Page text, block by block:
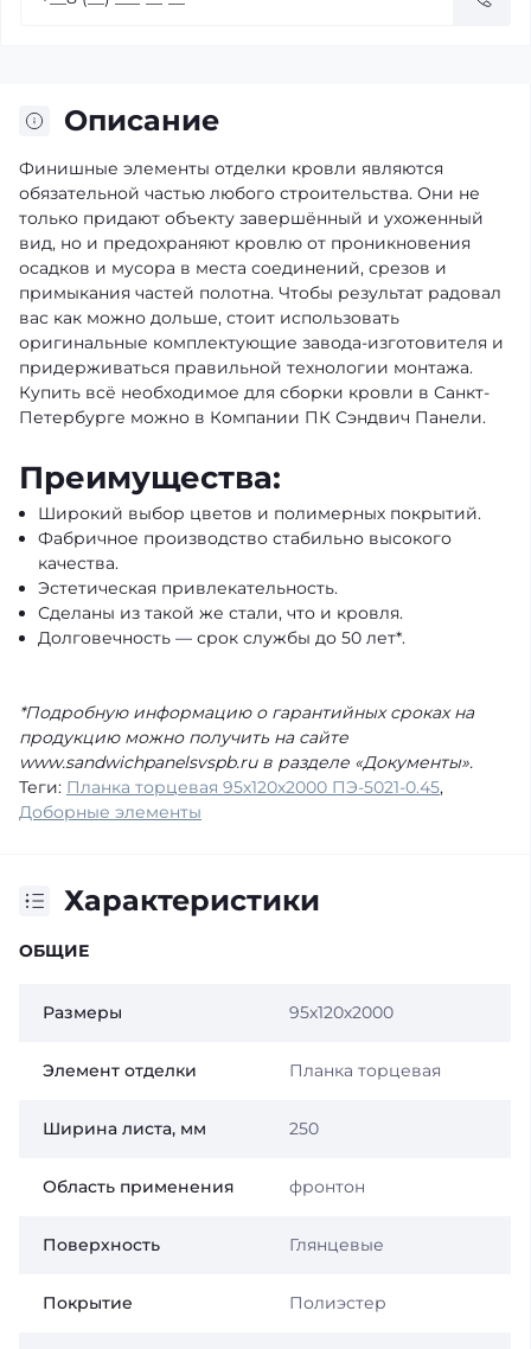
Описание
Финишные элементы отделки кровли являются
обязательной частью любого строительства. Они не
только придают объекту завершённый и ухоженный
вид, но и предохраняют кровлю от проникновения
осадков и мусора в места соединений, срезов и
примыкания частей полотна. Чтобы результат радовал
вас как можно дольше, стоит использовать
оригинальные комплектующие завода-изготовителя и
придерживаться правильной технологии монтажа.
Купить всё необходимое для сборки кровли в Санкт-
Петербурге можно в Компании ПК Сэндвич Панели.
Преимущества:
Широкий выбор цветов и полимерных покрытий.
Фабричное производство стабильно высокого
качества.
Эстетическая привлекательность.
Сделаны из такой же стали, что и кровля.
Долговечность — срок службы до 50 лет*.
*Подробную информацию о гарантийных сроках на
продукцию можно получить на сайте
www.sandwichpanelsvspb.ru в разделе «Документы».
Теги: Планка торцевая 95х120х2000 ПЭ-5021-0.45,
Доборные элементы
Характеристики
ОБЩИЕ
Размеры 95х120х2000
Элемент отделки Планка торцевая
Ширина листа, мм 250
Область применения фронтон
Поверхность Глянцевые
Покрытие Полиэстер